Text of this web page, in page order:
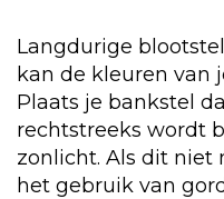
Langdurige
kan de kleuren van
Plaats je bankstel
rechtstreeks wordt
zonlicht. Als dit niet
het gebruik van